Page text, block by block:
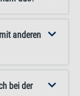
anderen
bei der